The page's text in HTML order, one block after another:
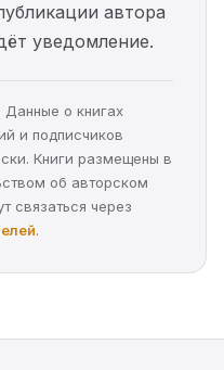
автора
уведомление.
Данные о книгах
и подписчиков
Книги размещены в
об авторском
связаться через
.